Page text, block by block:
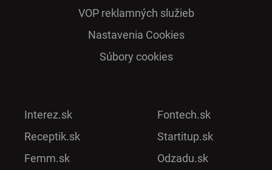
VOP reklamných služieb
Nastavenia Cookies
Súbory cookies
Interez.sk
Receptik.sk
Femm.sk
Fontech.sk
Startitup.sk
Odzadu.sk